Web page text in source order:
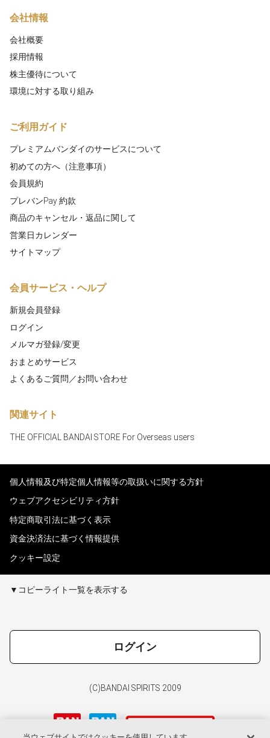
会社情報
会社概要
採用情報
株主優待について
環境に対する取り組み
ご利用ガイド
プレミアムバンダイのサービスについて
初めての方へ（注意事項）
会員規約
プレバンPay 約款
商品のキャンセル・返品に関して
営業日カレンダー
サイトマップ
会員サービス・ヘルプ
新規会員登録
ログイン
メルマガ登録/変更
おまとめサービス
よくあるご質問／お問い合わせ
関連サイト
THE OFFICIAL BANDAI STORE For Overseas users
個人情報及び特定個人情報等の取扱いに関する方針
ウェブアクセシビリティ方針
特定商取引法に基づく表示
資金決済法に基づく情報提供
クッキー設定
▼コピーライト一覧を表示する
ログイン
(C)BANDAI SPIRITS 2009